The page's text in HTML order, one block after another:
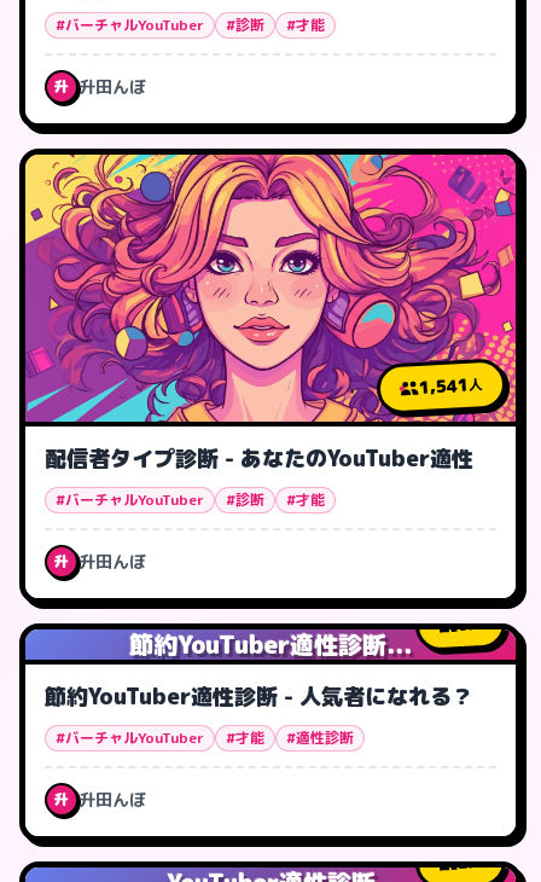
#バーチャルYouTuber #診断 #才能
升 升田んぼ
1,541人
配信者タイプ診断 - あなたのYouTuber適性
#バーチャルYouTuber #診断 #才能
升 升田んぼ
節約YouTuber適性診断...
0人
節約YouTuber適性診断 - 人気者になれる？
#バーチャルYouTuber #才能 #適性診断
升 升田んぼ
2人